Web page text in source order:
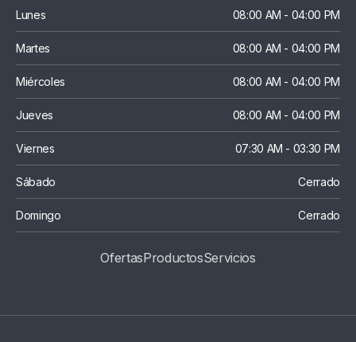
Lunes 08:00 AM - 04:00 PM
Martes 08:00 AM - 04:00 PM
Miércoles 08:00 AM - 04:00 PM
Jueves 08:00 AM - 04:00 PM
Viernes 07:30 AM - 03:30 PM
Sábado Cerrado
Domingo Cerrado
OfertasProductosSErvicios